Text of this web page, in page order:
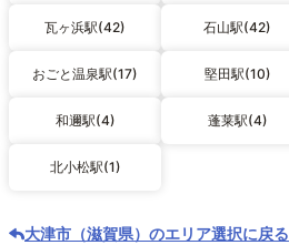
瓦ヶ浜駅(42) 石山駅(42)
おごと温泉駅(17) 堅田駅(10)
和邇駅(4) 蓬莱駅(4)
北小松駅(1)
大津市（滋賀県）のエリア選択に戻る